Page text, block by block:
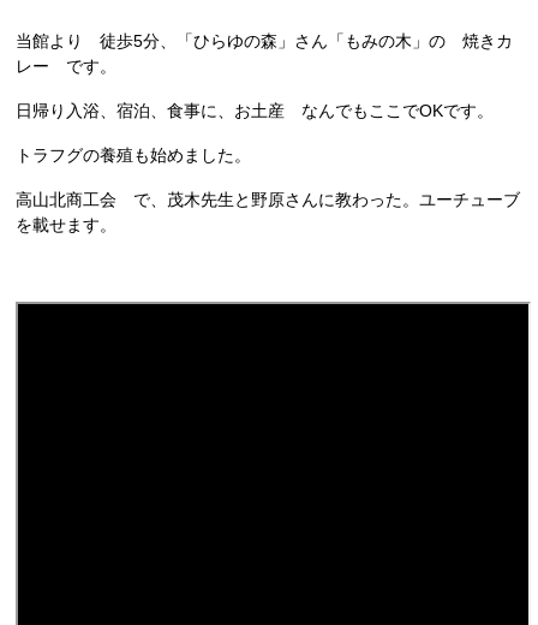
当館より 徒歩5分、「ひらゆの森」さん「もみの木」の 焼きカ
レー です。
日帰り入浴、宿泊、食事に、お土産 なんでもここでOKです。
トラフグの養殖も始めました。
高山北商工会 で、茂木先生と野原さんに教わった。ユーチューブ
を載せます。